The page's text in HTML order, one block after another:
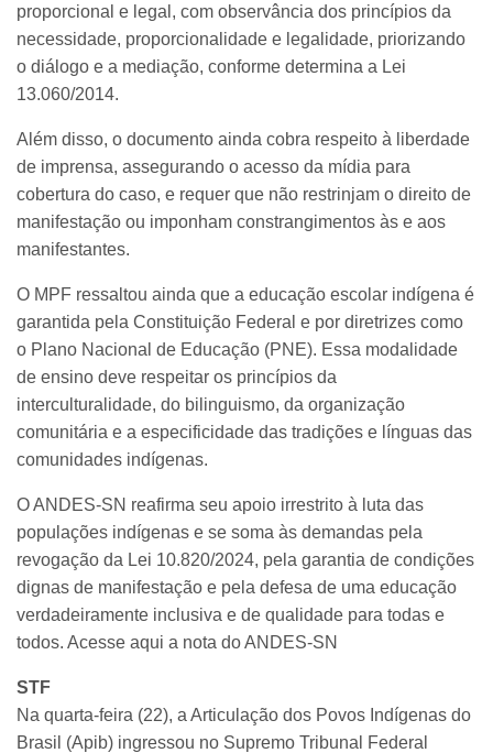
proporcional e legal, com observância dos princípios da
necessidade, proporcionalidade e legalidade, priorizando
o diálogo e a mediação, conforme determina a Lei
13.060/2014.
Além disso, o documento ainda cobra respeito à liberdade
de imprensa, assegurando o acesso da mídia para
cobertura do caso, e requer que não restrinjam o direito de
manifestação ou imponham constrangimentos às e aos
manifestantes.
O MPF ressaltou ainda que a educação escolar indígena é
garantida pela Constituição Federal e por diretrizes como
o Plano Nacional de Educação (PNE). Essa modalidade
de ensino deve respeitar os princípios da
interculturalidade, do bilinguismo, da organização
comunitária e a especificidade das tradições e línguas das
comunidades indígenas.
O ANDES-SN reafirma seu apoio irrestrito à luta das
populações indígenas e se soma às demandas pela
revogação da Lei 10.820/2024, pela garantia de condições
dignas de manifestação e pela defesa de uma educação
verdadeiramente inclusiva e de qualidade para todas e
todos. Acesse aqui a nota do ANDES-SN
STF
Na quarta-feira (22), a Articulação dos Povos Indígenas do
Brasil (Apib) ingressou no Supremo Tribunal Federal